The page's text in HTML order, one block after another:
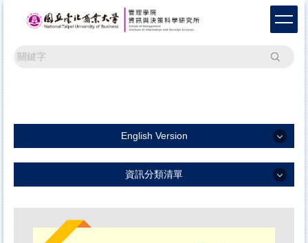
搜尋
English Version
English Version
資訊分類清單
最新消息